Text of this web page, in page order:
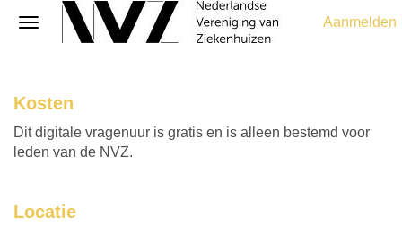
Aanmelden
Kosten
Dit digitale vragenuur is gratis en is alleen bestemd voor
leden van de NVZ.
Locatie